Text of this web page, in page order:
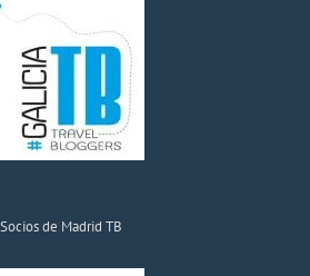
Socios de Madrid TB